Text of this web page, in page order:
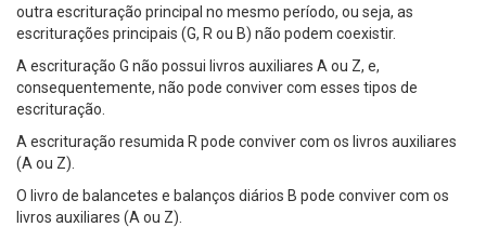
outra escrituração principal no mesmo período, ou seja, as
escriturações principais (G, R ou B) não podem coexistir.
A escrituração G não possui livros auxiliares A ou Z, e,
consequentemente, não pode conviver com esses tipos de
escrituração.
A escrituração resumida R pode conviver com os livros auxiliares
(A ou Z).
O livro de balancetes e balanços diários B pode conviver com os
livros auxiliares (A ou Z).